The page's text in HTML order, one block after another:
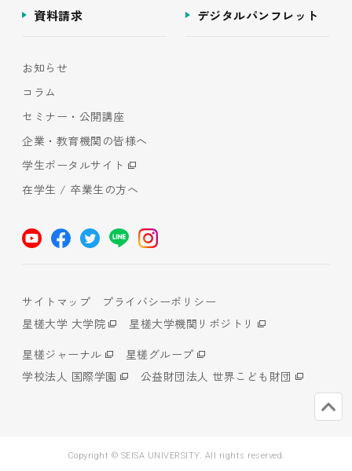
資料請求 デジタルパンフレット
お知らせ
コラム
セミナー・公開講座
企業・教育機関の皆様へ
学生ポータルサイト
在学生 / 卒業生の方へ
サイトマップ
プライバシーポリシー
星槎大学 大学院
星槎大学機関リポジトリ
星槎ジャーナル
星槎グループ
学校法人 国際学園
公益財団法人 世界こども財団
Copyright © SEISA UNIVERSITY. All rights reserved.